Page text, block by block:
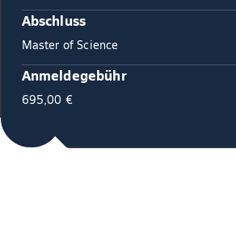
Abschluss
Master of Science
Anmeldegebühr
695,00 €